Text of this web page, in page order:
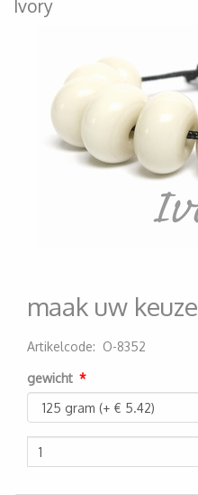
Ivory
maak uw keuze
Artikelcode: O-8352
gewicht